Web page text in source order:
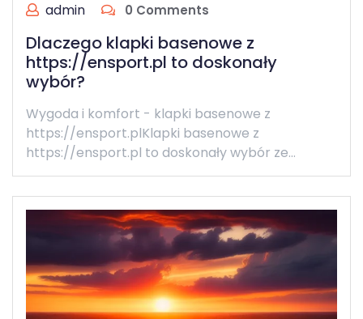
admin 0 Comments
Dlaczego klapki basenowe z
https://ensport.pl to doskonały
wybór?
Wygoda i komfort - klapki basenowe z
https://ensport.plKlapki basenowe z
https://ensport.pl to doskonały wybór ze…